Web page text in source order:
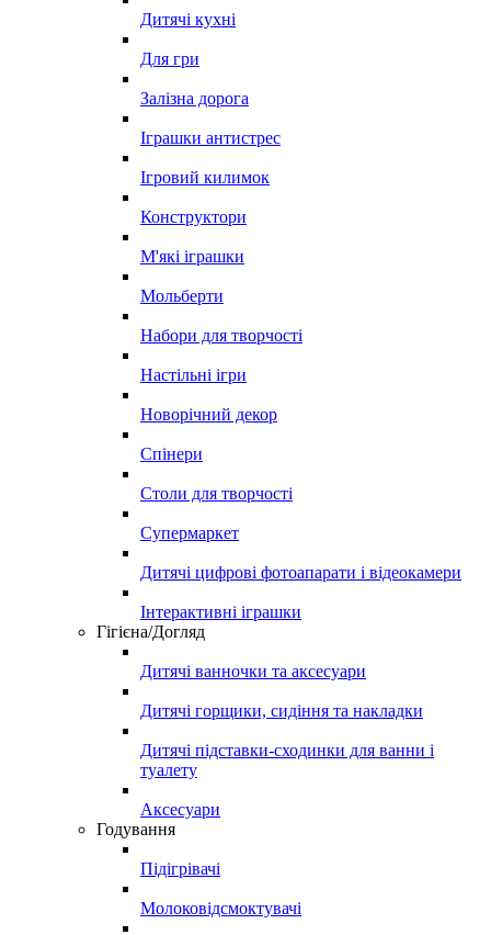
Дитячі кухні
Для гри
Залізна дорога
Іграшки антистрес
Ігровий килимок
Конструктори
М'які іграшки
Мольберти
Набори для творчості
Настільні ігри
Новорічний декор
Спінери
Столи для творчості
Супермаркет
Дитячі цифрові фотоапарати і відеокамери
Інтерактивні іграшки
Гігієна/Догляд
Дитячі ванночки та аксесуари
Дитячі горщики, сидіння та накладки
Дитячі підставки-сходинки для ванни і
туалету
Аксесуари
Годування
Підігрівачі
Молоковідсмоктувачі